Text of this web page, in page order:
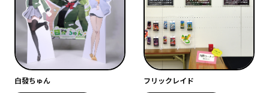
白發ちゅん フリックレイド